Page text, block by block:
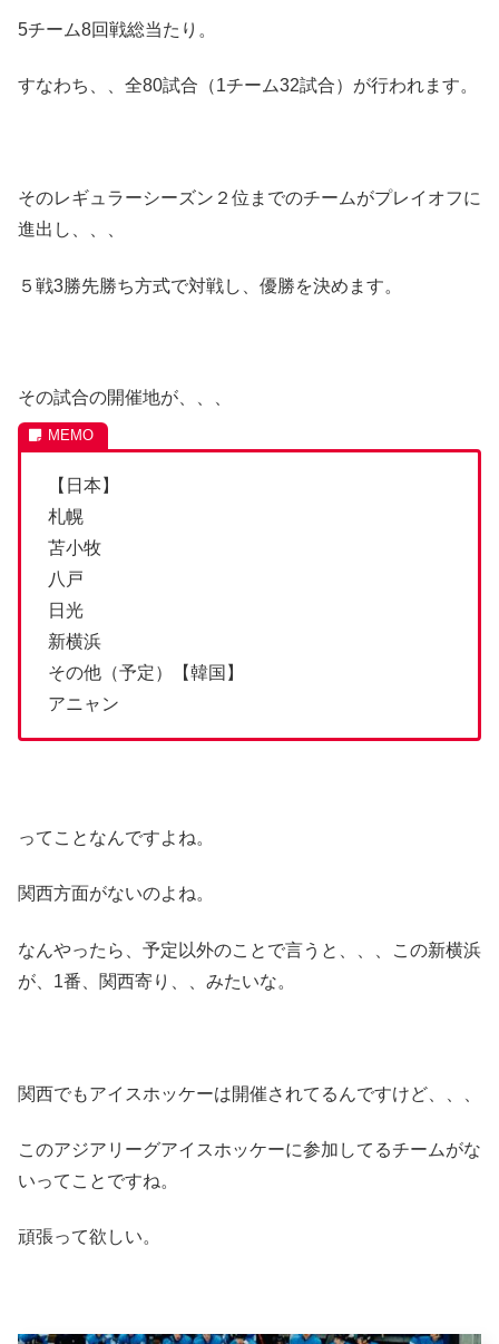
5チーム8回戦総当たり。
すなわち、、全80試合（1チーム32試合）が行われます。
そのレギュラーシーズン２位までのチームがプレイオフに
進出し、、、
５戦3勝先勝ち方式で対戦し、優勝を決めます。
その試合の開催地が、、、
【日本】
札幌
苫小牧
八戸
日光
新横浜
その他（予定）【韓国】
アニャン
ってことなんですよね。
関西方面がないのよね。
なんやったら、予定以外のことで言うと、、、この新横浜
が、1番、関西寄り、、みたいな。
関西でもアイスホッケーは開催されてるんですけど、、、
このアジアリーグアイスホッケーに参加してるチームがな
いってことですね。
頑張って欲しい。